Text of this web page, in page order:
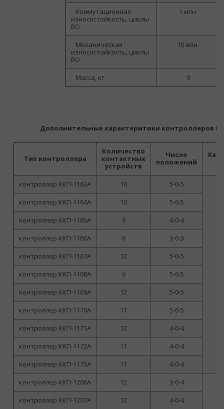
Коммутационная
износостойкость, циклы
ВО
1 млн.
Механическая
износостойкость, циклы
ВО
10 млн.
Масса, кг 9
Дополнительные характеритики контроллеров
Тип контроллера
Количество
контактных
устройств
Число
положений
контроллер ККП-1163А 10 5-0-5
контроллер ККП-1164А 10
5-0-5
контроллер ККП-1165А
9
4-0-4
контроллер ККП-1166А
6
3-0-3
контроллер ККП-1167А
12
5-0-5
контроллер ККП-1168А
6
5-0-5
контроллер ККП-1169А
12
5-0-5
контроллер ККП-1170А
11
5-0-5
контроллер ККП-1171А
12
4-0-4
контроллер ККП-1172А
11
4-0-4
контроллер ККП-1173А
11
4-0-4
контроллер ККП-1206А
12 3-0-4
контроллер ККП-1207А 12 4-0-4